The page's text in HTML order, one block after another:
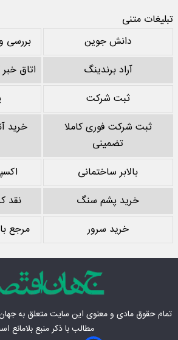
تبلیغات متنی
دانش جوین
بررسی
آراد برندینگ
اتاق
ثبت شرکت
ثبت شرکت فوری کاملا
تضمینی
خرید
بالابر ساختمانی
خرید پشم سنگ
نقد
خرید سرور
مرجع
تمام حقوق مادی‌ و معنوی این سایت متعلق به
مطالب با ذکر منبع بلامانع